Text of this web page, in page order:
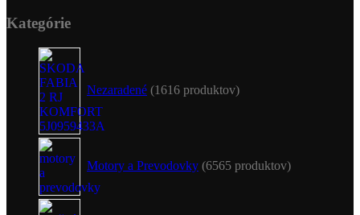
Kategórie
Nezaradené 1616 produktov
Motory a Prevodovky 6565 produktov